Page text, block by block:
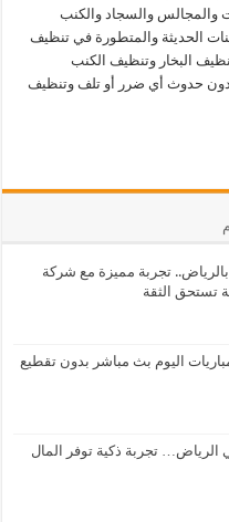
والمجالس والسجاد والكنب
الحديثة والمتطورة في تنظيف
البخار وتنظيف الكنب
دون حدوث أي ضرر أو تلف وتنظيف
تجربة مميزة مع شركة
تستحق الثقة
اليوم بث مباشر بدون تقطيع
تجربة ذكية توفر المال